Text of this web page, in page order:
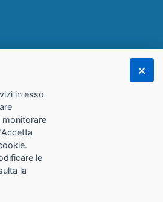
in esso
monitorare
le
la